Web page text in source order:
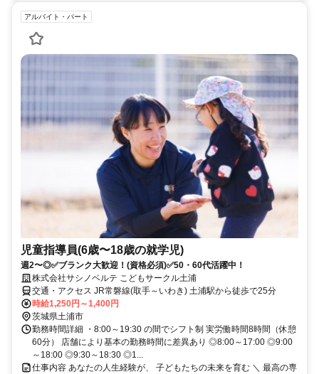
アルバイト・パート
児童指導員(6歳〜18歳の就学児)
週2〜◎✅ブランク大歓迎！(資格必須)✅50・60代活躍中！
株式会社サシノベルテ こどもサークル土浦
交通・アクセス JR常磐線(取手～いわき) 土浦駅から徒歩で25分
時給1,250円～1,400円
茨城県土浦市
勤務時間詳細 ・8:00～19:30 の間でシフト制 実労働時間8時間（休憩
60分） 店舗により基本の勤務時間に差異あり ◎8:00～17:00 ◎9:00
～18:00 ◎9:30～18:30 ◎1...
仕事内容 あなたの人生経験が、 子どもたちの未来を育む ＼ 最高の専